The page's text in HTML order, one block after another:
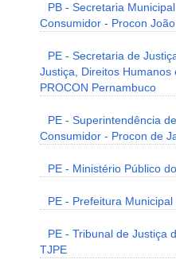
PB - Secretaria
Consumidor - Procon
PE - Secretaria de
Justiça, Direitos Humanos
PROCON Pernambuco
PE - Superintendência
Consumidor - Procon de
PE - Ministério Público
PE - Prefeitura
PE - Tribunal de Justiça
TJPE